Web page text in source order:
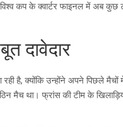
कप के क्वार्टर फाइनल में अब
दावेदार
है, क्योंकि उन्होंने अपने पिछले
मैच था। फ्रांस की टीम के